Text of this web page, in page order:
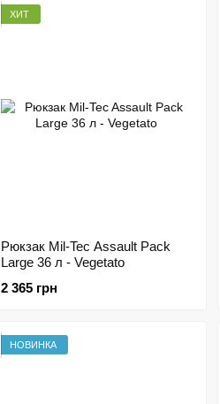
ХИТ
Рюкзак Mil-Tec Assault Pack
Large 36 л - Vegetato
2 365 грн
НОВИНКА